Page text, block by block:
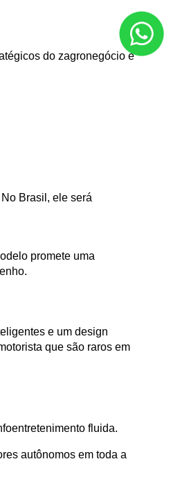
do zagronegócio e
Brasil, ele será
promete uma
e um design
que são raros em
fluida.
autônomos em toda a